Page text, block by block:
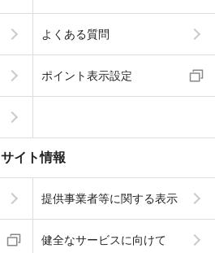
よくある質問
ポイント表示設定
サイト情報
提供事業者等に関する表示
健全なサービスに向けて